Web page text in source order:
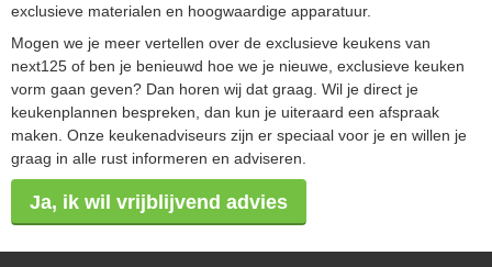
exclusieve materialen en hoogwaardige apparatuur.
Mogen we je meer vertellen over de exclusieve keukens van
next125 of ben je benieuwd hoe we je nieuwe, exclusieve keuken
vorm gaan geven? Dan horen wij dat graag. Wil je direct je
keukenplannen bespreken, dan kun je uiteraard een afspraak
maken. Onze keukenadviseurs zijn er speciaal voor je en willen je
graag in alle rust informeren en adviseren.
Ja, ik wil vrijblijvend advies